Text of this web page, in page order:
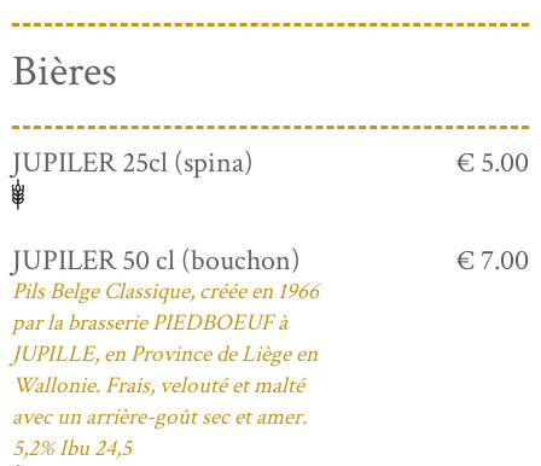
Bières
JUPILER 25cl (spina) € 5.00
JUPILER 50 cl (bouchon)
Pils Belge Classique, créée en 1966
par la brasserie PIEDBOEUF à
JUPILLE, en Province de Liège en
Wallonie. Frais, velouté et malté
avec un arrière-goût sec et amer.
5,2% Ibu 24,5
€ 7.00